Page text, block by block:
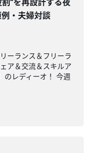
例・夫婦対談
ーランス＆フリーラ
ア＆交流＆スキルア
のレディーオ！ 今週